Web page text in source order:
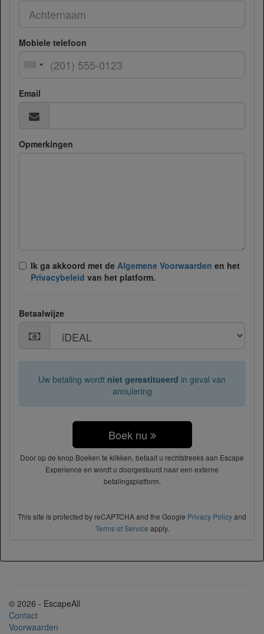
Mobiele telefoon
Email
Opmerkingen
Ik ga akkoord met de Algemene Voorwaarden en het
Privacybeleid van het platform.
Betaalwijze
Uw betaling wordt niet gerestitueerd in geval van
annulering
Boek nu
Door op de knop Boeken te klikken, betaalt u rechtstreeks aan Escape
Experience en wordt u doorgestuurd naar een externe
betalingsplatform.
This site is protected by reCAPTCHA and the Google Privacy Policyand
Terms of Service apply.
© 2026 - EscapeAll
Contact
Voorwaarden